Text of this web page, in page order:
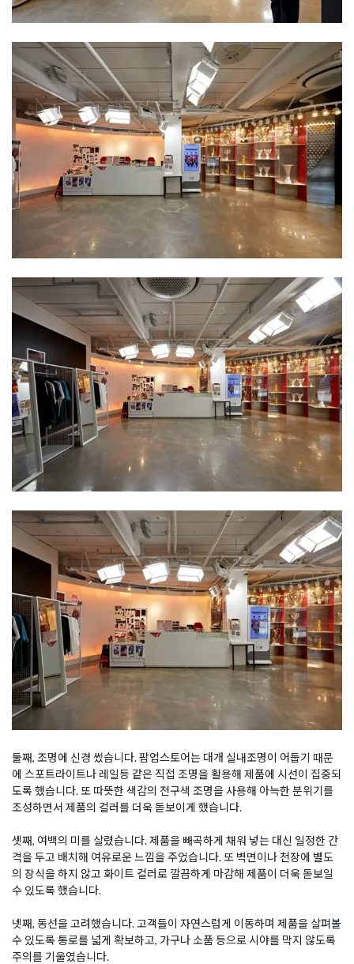
둘째, 조명에 신경 썼습니다. 팝업스토어는 대개 실내조명이 어둡기 때문
에 스포트라이트나 레일등 같은 직접 조명을 활용해 제품에 시선이 집중되
도록 했습니다. 또 따뜻한 색감의 전구색 조명을 사용해 아늑한 분위기를
조성하면서 제품의 컬러를 더욱 돋보이게 했습니다.
셋째, 여백의 미를 살렸습니다. 제품을 빼곡하게 채워 넣는 대신 일정한 간
격을 두고 배치해 여유로운 느낌을 주었습니다. 또 벽면이나 천장에 별도
의 장식을 하지 않고 화이트 컬러로 깔끔하게 마감해 제품이 더욱 돋보일
수 있도록 했습니다.
넷째, 동선을 고려했습니다. 고객들이 자연스럽게 이동하며 제품을 살펴볼
수 있도록 통로를 넓게 확보하고, 가구나 소품 등으로 시야를 막지 않도록
주의를 기울였습니다.